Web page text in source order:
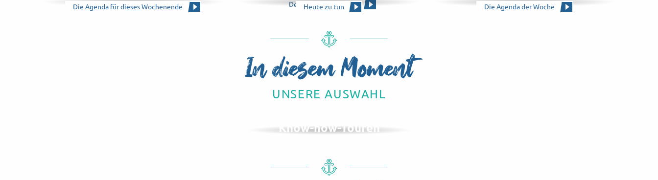
Den Kalender ansehen
Die Agenda für dieses Wochenende Heute zu tun Die Agenda der Woche
In diesem Moment
UNSERE AUSWAHL
Know-how-Touren